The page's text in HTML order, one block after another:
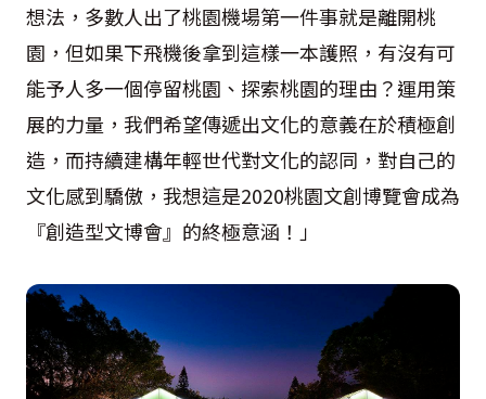
想法，多數人出了桃園機場第一件事就是離開桃
園，但如果下飛機後拿到這樣一本護照，有沒有可
能予人多一個停留桃園、探索桃園的理由？運用策
展的力量，我們希望傳遞出文化的意義在於積極創
造，而持續建構年輕世代對文化的認同，對自己的
文化感到驕傲，我想這是2020桃園文創博覽會成為
『創造型文博會』的終極意涵！」